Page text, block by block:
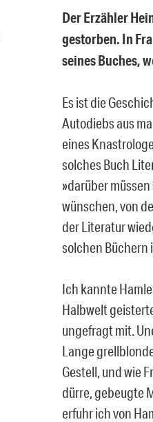
Der Erzähler
gestorben. In
seines Buches,
Es ist die
Autodiebs aus
eines
solches Buch
»darüber
wünschen, von
der Literatur
solchen Büchern
Ich kannte
Halbwelt
ungefragt mit.
Lange
Gestell, und wie
dürre, gebeugte
erfuhr ich von